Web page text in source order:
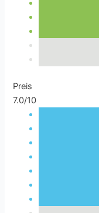
Preis
7.0/10